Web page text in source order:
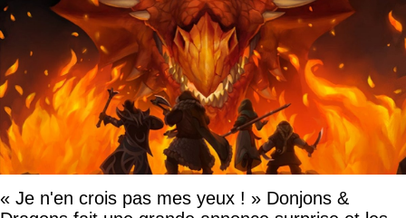
« Je n'en crois pas mes yeux ! » Donjons &